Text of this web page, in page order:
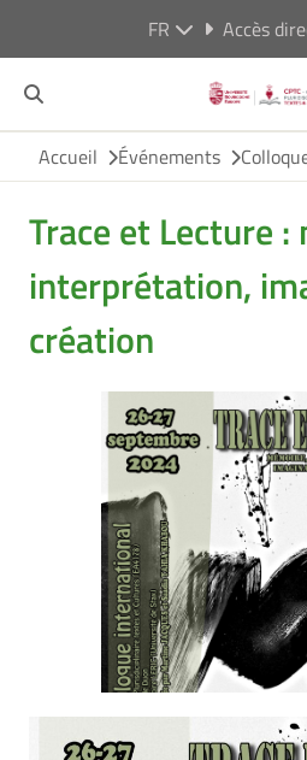
FR Accès
Accueil Événements
Trace et Lecture :
interprétation,
création